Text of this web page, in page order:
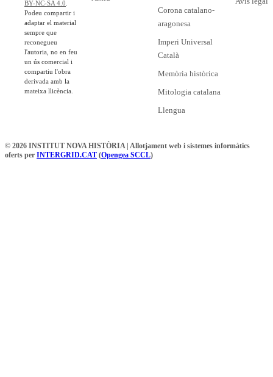
BY-NC-SA 4.0
Podeu compartir i
adaptar el material
sempre que
reconegueu
l'autoria, no en feu
un ús comercial i
compartiu l'obra
derivada amb la
mateixa llicència.
Corona catalano-
aragonesa
Imperi Universal
Català
Memòria històrica
Mitologia catalana
Llengua
© 2026 INSTITUT NOVA HISTÒRIA | Allotjament web i sistemes informàtics
oferts per INTERGRID.CAT (Opengea SCCL)